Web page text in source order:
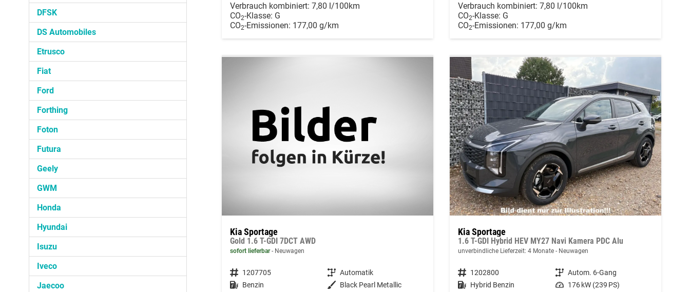
Verbrauch kombiniert: 7,80 l/100km
CO2-Klasse: G
CO2-Emissionen: 177,00 g/km
Verbrauch kombiniert: 7,80 l/100km
CO2-Klasse: G
CO2-Emissionen: 177,00 g/km
Kia Sportage
Gold 1.6 T-GDI 7DCT AWD
sofort lieferbar Neuwagen
Fahrzeugnummer 1207705 Getriebe Automatik
Kraftstoff Benzin Außenfarbe Black Pearl Metallic
Kia Sportage
1.6 T-GDI Hybrid HEV MY27 Navi Kamera PDC Alu
unverbindliche Lieferzeit: 4 Monate Neuwagen
Fahrzeugnummer 1202800 Getriebe Autom. 6-Gang
Kraftstoff Hybrid Benzin Leistung 176 kW (239 PS)
DFSK
DS Automobiles
Etrusco
Fiat
Ford
Forthing
Foton
Futura
Geely
GWM
Honda
Hyundai
Isuzu
Iveco
Jaecoo